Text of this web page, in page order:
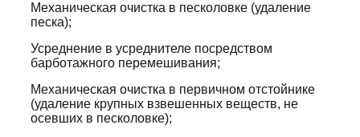
Механическая очистка в песколовке (удаление
песка);
Усреднение в усреднителе посредством
барботажного перемешивания;
Механическая очистка в первичном отстойнике
(удаление крупных взвешенных веществ, не
осевших в песколовке);